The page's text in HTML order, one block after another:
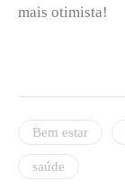
mais otimista!
Bem estar
saúde